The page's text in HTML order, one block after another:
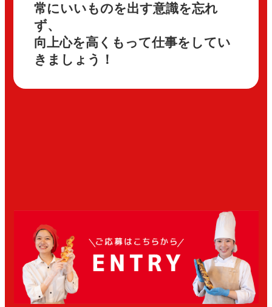
常にいいものを出す意識を忘れ
ず、
向上心を高くもって仕事をしてい
きましょう！